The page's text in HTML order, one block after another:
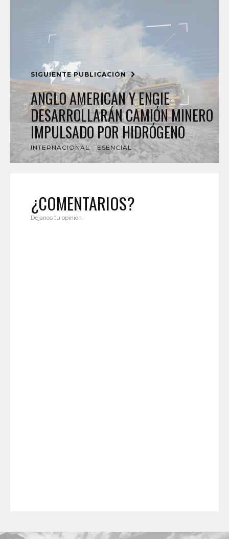
SIGUIENTE PUBLICACIÓN
ANGLO AMERICAN Y ENGIE
DESARROLLARÁN CAMIÓN MINERO
IMPULSADO POR HIDRÓGENO
INTERNACIONAL ESENCIAL
¿COMENTARIOS?
Déjanos tu opinión.